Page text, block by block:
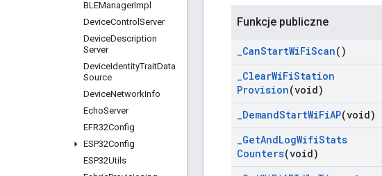
BLEManagerImpl
DeviceControl Server
DeviceDescription
Server
DeviceIdentityTraitData
Source
DeviceNetworkInfo
EchoServer
EFR32Config
ESP32Config
ESP32Utils
Funkcje publiczne
_CanStartWiFiScan()
_ClearWiFiStation
Provision(void)
_DemandStartWiFiAP(void)
_GetAndLogWifiStats
Counters(void)